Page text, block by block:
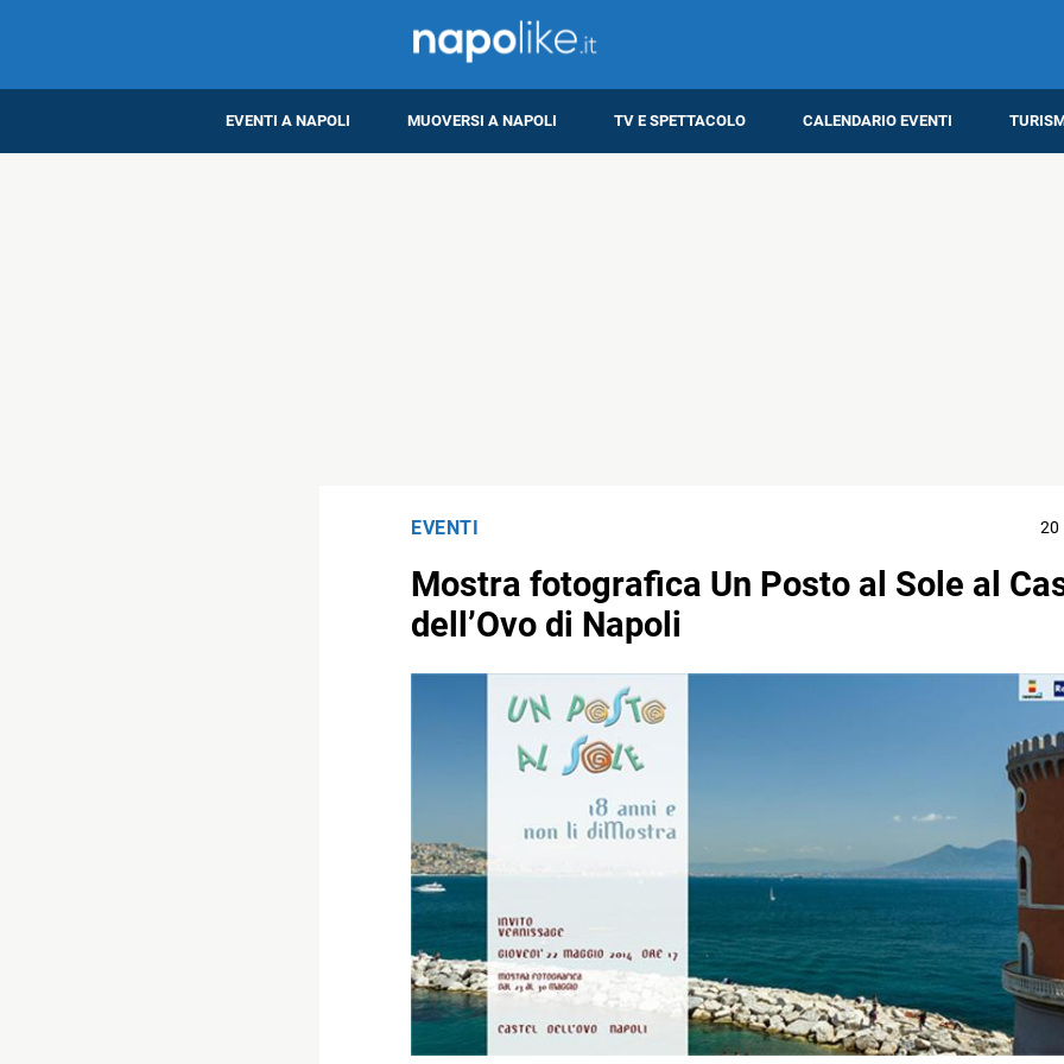
EVENTI A NAPOLI MUOVERSI A NAPOLI TV E SPETTACOLO CALENDARIO EVENTI
EVENTI 20
Mostra fotografica Un Posto al Sole al
dell’Ovo di Napoli